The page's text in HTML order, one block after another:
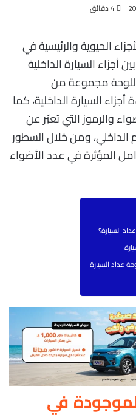
الحيوية والرئيسية في
السيارة الداخلية
مجموعة من
السيارة الداخلية، كما
والرموز التي تعبّر عن
الداخلي، ومن خلال السطور
المؤثرة في عدد الأضواء
السيارة؟
عداد السيارة
في